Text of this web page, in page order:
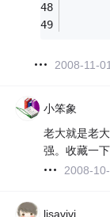
2008-11-01
小笨象
老大就是老大
强。收藏一下
2008-
lisavivi